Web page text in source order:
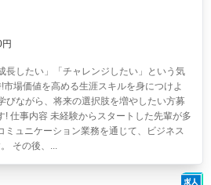
長したい」「チャレンジしたい」という気
場価値を高める生涯スキルを身につけよ
びながら、将来の選択肢を増やしたい方募
! 仕事内容 未経験からスタートした先輩が多
ミュニケーション業務を通じて、ビジネス
その後、...